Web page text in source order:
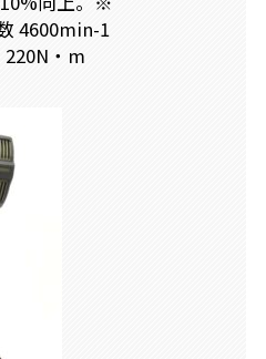
4600min-1
・m